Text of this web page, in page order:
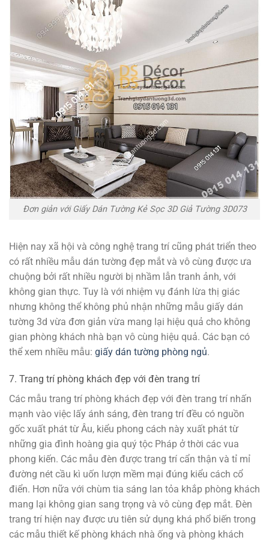
Đơn giản với Giấy Dán Tường Kẻ Sọc 3D Giả Tường 3D073
Hiện nay xã hội và công nghệ trang trí cũng phát triển theo
có rất nhiều mẫu dán tường đẹp mắt và vô cùng được ưa
chuộng bởi rất nhiều người bị nhầm lẫn tranh ảnh, với
không gian thực. Tuy là với nhiệm vụ đánh lừa thị giác
nhưng không thể không phủ nhận những mẫu giấy dán
tường 3d vừa đơn giản vừa mang lại hiệu quả cho không
gian phòng khách nhà bạn vô cùng hiệu quả. Các bạn có
thể xem nhiều mẫu: giấy dán tường phòng ngủ.
7. Trang trí phòng khách đẹp với đèn trang trí
Các mẫu trang trí phòng khách đẹp với đèn trang trí nhấn
mạnh vào việc lấy ánh sáng, đèn trang trí đều có nguồn
gốc xuất phát từ Âu, kiểu phong cách này xuất phát từ
những gia đình hoàng gia quý tộc Pháp ở thời các vua
phong kiến. Các mẫu đèn được trang trí cẩn thận và tỉ mỉ
đường nét cầu kì uốn lượn mềm mại đúng kiểu cách cổ
điển. Hơn nữa với chùm tia sáng lan tỏa khắp phòng khách
mang lại không gian sang trọng và vô cùng đẹp mắt. Đèn
trang trí hiện nay được ưu tiên sử dụng khá phổ biến trong
các mẫu thiết kế phòng khách nhà ống và phòng khách